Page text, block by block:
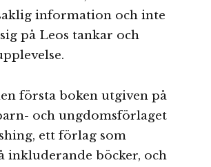
information och inte
på Leos tankar och
första boken utgiven på
och ungdomsförlaget
ett förlag som
inkluderande böcker, och